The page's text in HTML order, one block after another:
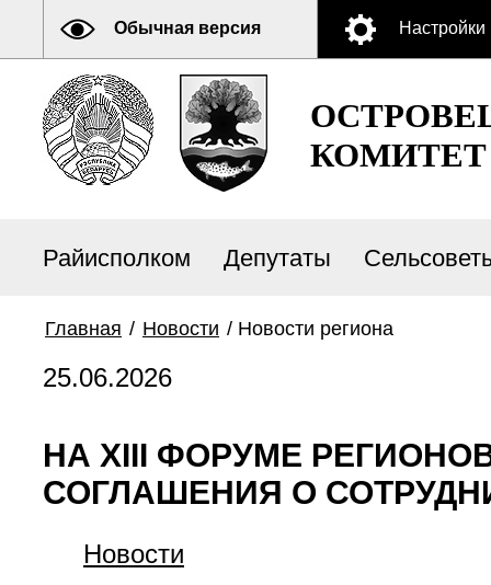
Обычная версия Настройки
КОМИТЕТ
Райисполком Депутаты
Главная / Новости / Новости региона
25.06.2026
НА XIII ФОРУМЕ
СОГЛАШЕНИЯ О
Новости